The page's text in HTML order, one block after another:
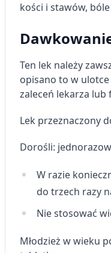
kości i stawów,
Ten lek należy
opisano to w
zaleceń lekarza lub
Lek przeznaczony
Dorośli:
W razie
do trzech razy
Nie stosować
Młodzież w wieku